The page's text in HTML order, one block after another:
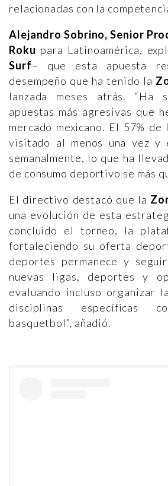
relacionadas con la
Alejandro Sobrino, Senior
Roku para Latinoamérica,
Surf– que esta apuesta
desempeño que ha tenido la
lanzada meses atrás. “Ha
apuestas más agresivas que
mercado mexicano. El 57% de
visitado al menos una vez
semanalmente, lo que ha
de consumo deportivo se más
El directivo destacó que la
una evolución de esta
concluido el torneo, la
fortaleciendo su oferta
deportes permanece y
nuevas ligas, deportes y
evaluando incluso organizar
disciplinas específicas
basquetbol”, añadió.